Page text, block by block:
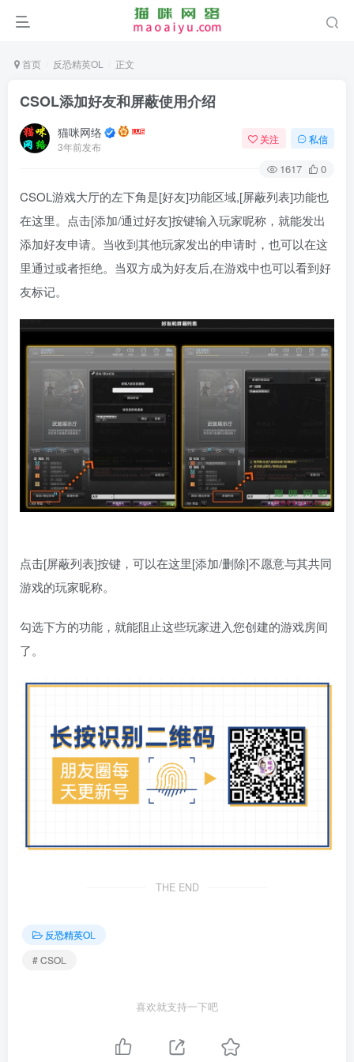
首页 反恐精英OL 正文
CSOL添加好友和屏蔽使用介绍
猫咪网络
3年前发布
关注 私信
1617 0
CSOL游戏大厅的左下角是[好友]功能区域,[屏蔽列表]功能也
在这里。点击[添加/通过好友]按键输入玩家昵称，就能发出
添加好友申请。当收到其他玩家发出的申请时，也可以在这
里通过或者拒绝。当双方成为好友后,在游戏中也可以看到好
友标记。
点击[屏蔽列表]按键，可以在这里[添加/删除]不愿意与其共同
游戏的玩家昵称。
勾选下方的功能，就能阻止这些玩家进入您创建的游戏房间
了。
THE END
反恐精英OL
# CSOL
喜欢就支持一下吧